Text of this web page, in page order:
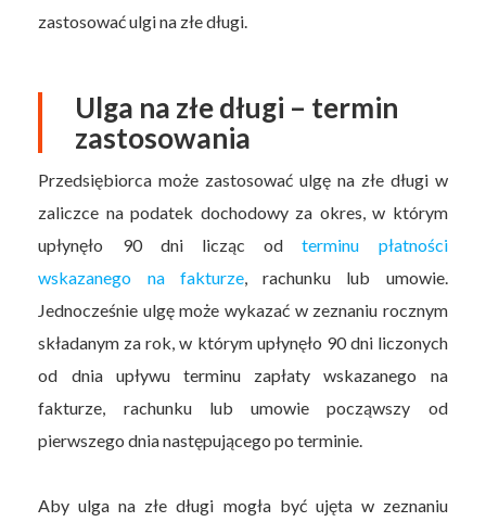
zastosować ulgi na złe długi.
Ulga na złe długi – termin
zastosowania
Przedsiębiorca może zastosować ulgę na złe długi w
zaliczce na podatek dochodowy za okres, w którym
upłynęło 90 dni licząc odterminu płatności
wskazanego na fakturze, rachunku lub umowie.
Jednocześnie ulgę może wykazać w zeznaniu rocznym
składanym za rok, w którym upłynęło 90 dni liczonych
od dnia upływu terminu zapłaty wskazanego na
fakturze, rachunku lub umowie począwszy od
pierwszego dnia następującego po terminie.
Aby ulga na złe długi mogła być ujęta w zeznaniu